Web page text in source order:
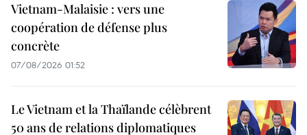
Vietnam-Malaisie : vers une
coopération de défense plus
concrète
07/08/2026 01:52
Le Vietnam et la Thaïlande célèbrent
50 ans de relations diplomatiques